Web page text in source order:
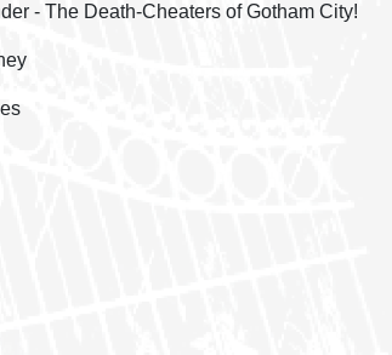
- The Death-Cheaters of Gotham City!